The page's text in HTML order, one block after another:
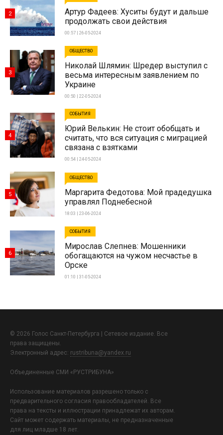
Артур Фадеев: Хуситы будут и дальше
продолжать свои действия
00:57 | 26-05-2024
2
ОБЩЕСТВО
Николай Шлямин: Шредер выступил с
весьма интересным заявлением по
Украине
00:50 | 22-05-2024
3
СОБЫТИЯ
Юрий Велькин: Не стоит обобщать и
считать, что вся ситуация с миграцией
связана с взятками
00:54 | 24-05-2024
4
ОБЩЕСТВО
Маргарита Федотова: Мой прадедушка
управлял Поднебесной
18:03 | 23-06-2024
5
СОБЫТИЯ
Мирослав Слепнев: Мошенники
обогащаются на чужом несчастье в
Орске
01:10 | 31-05-2024
6
© 2026 Голос Санкт-Петербурга | Сетевое издание. Все
права защищены.
Электронный адрес: rustribuna@yandex.ru
Объединенные СМИ «РУСТРИБУНА»
Использование материалов разрешено только с
предварительного согласия правообладателей. Все
права на тексты и иллюстрации принадлежат их авторам.
Сайт может содержать материалы, не предназначенные
для лиц младше 18 лет.